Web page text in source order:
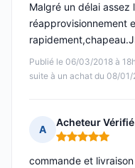
Publié le 06/03/2018 à
suite à un achat du 08/01/
Malgré un délai assez
réapprovisionnement
A
Acheteur Vérifié
Note : 5 sur 5
commande et